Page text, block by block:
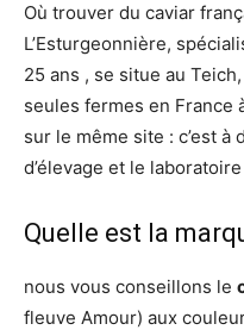
Où trouver du caviar
L’Esturgeonnière,
25 ans , se situe au
seules fermes en France
sur le même site : c’est à
d’élevage et le
Quelle est la
nous vous conseillons le
fleuve Amour) aux